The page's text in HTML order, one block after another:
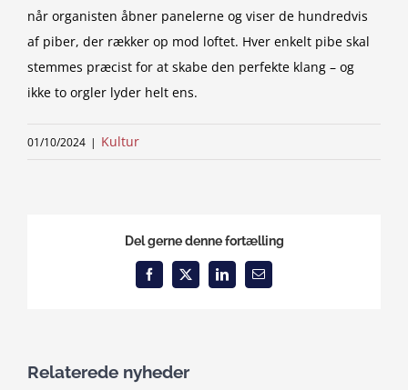
når organisten åbner panelerne og viser de hundredvis
af piber, der rækker op mod loftet. Hver enkelt pibe skal
stemmes præcist for at skabe den perfekte klang – og
ikke to orgler lyder helt ens.
01/10/2024 | Kultur
Del gerne denne fortælling
Facebook
X LinkedInEmail
Relaterede nyheder